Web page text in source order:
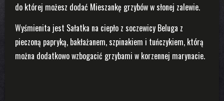
do której możesz dodać Mieszankę grzybów w słonej zalewie.
Wyśmienita jest Sałatka na ciepło z soczewicy Beluga z
pieczoną papryką, bakłażanem, szpinakiem i tuńczykiem, którą
można dodatkowo wzbogacić grzybami w korzennej marynacie.